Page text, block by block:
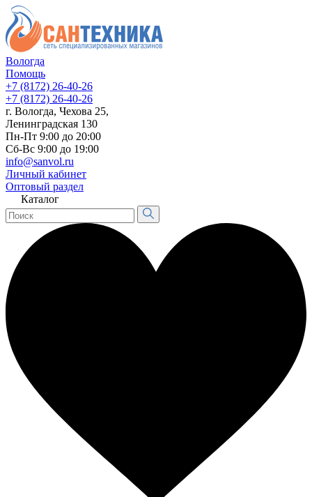
Вологда
Помощь
+7 (8172) 26-40-26
+7 (8172) 26-40-26
г. Вологда, Чехова 25,
Ленинградская 130
Пн-Пт 9:00 до 20:00
Сб-Вс 9:00 до 19:00
info@sanvol.ru
Личный кабинет
Оптовый раздел
Каталог